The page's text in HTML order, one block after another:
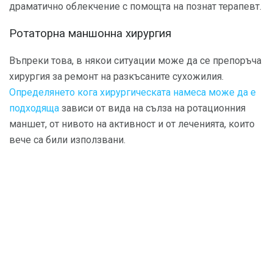
драматично облекчение с помощта на познат терапевт.
Ротаторна маншонна хирургия
Въпреки това, в някои ситуации може да се препоръча
хирургия за ремонт на разкъсаните сухожилия.
Определянето кога хирургическата намеса може да е
подходяща зависи от вида на сълза на ротационния
маншет, от нивото на активност и от леченията, които
вече са били използвани.